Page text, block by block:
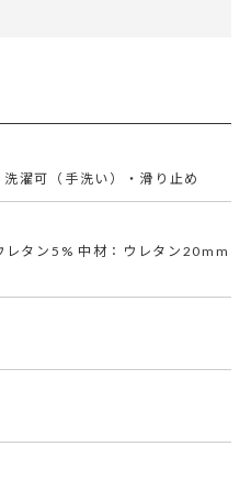
濯可（手洗い）・滑り止め
タン5% 中材：ウレタン20mm